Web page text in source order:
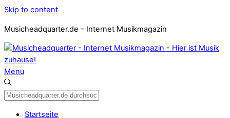
Skip to content
Musicheadquarter.de – Internet Musikmagazin
Menu
Startseite